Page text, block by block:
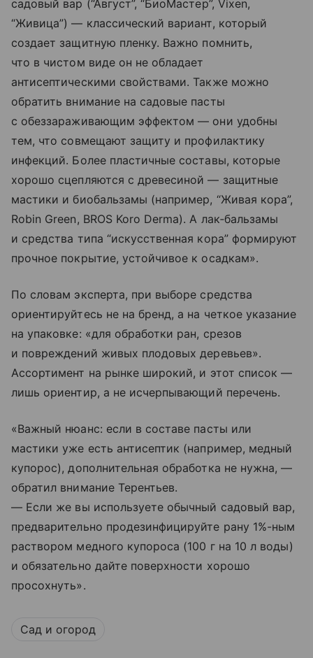
садовый вар (“Август”, “БиоМастер”, Vixen,
“Живица”) — классический вариант, который
создает защитную пленку. Важно помнить,
что в чистом виде он не обладает
антисептическими свойствами. Также можно
обратить внимание на садовые пасты
с обеззараживающим эффектом — они удобны
тем, что совмещают защиту и профилактику
инфекций. Более пластичные составы, которые
хорошо сцепляются с древесиной — защитные
мастики и биобальзамы (например, “Живая кора”,
Robin Green, BROS Koro Derma). А лак‑бальзамы
и средства типа “искусственная кора” формируют
прочное покрытие, устойчивое к осадкам».
По словам эксперта, при выборе средства
ориентируйтесь не на бренд, а на четкое указание
на упаковке: «для обработки ран, срезов
и повреждений живых плодовых деревьев».
Ассортимент на рынке широкий, и этот список —
лишь ориентир, а не исчерпывающий перечень.
«Важный нюанс: если в составе пасты или
мастики уже есть антисептик (например, медный
купорос), дополнительная обработка не нужна, —
обратил внимание Терентьев.
— Если же вы используете обычный садовый вар,
предварительно продезинфицируйте рану 1%-ным
раствором медного купороса (100 г на 10 л воды)
и обязательно дайте поверхности хорошо
просохнуть».
Сад и огород